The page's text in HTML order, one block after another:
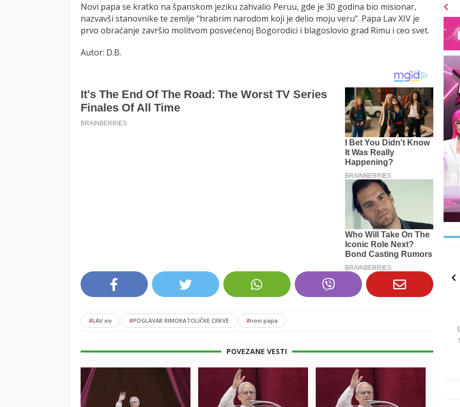
Novi papa se kratko na španskom jeziku zahvalio Peruu, gde je 30 godina bio misionar,
nazvavši stanovnike te zemlje "hrabrim narodom koji je delio moju veru". Papa Lav XIV je
prvo obraćanje završio molitvom posvećenoj Bogorodici i blagoslovio grad Rimu i ceo svet.
Autor: D.B.
#LAV xiv #POGLAVAR RIMOKATOLIČKE CRKVE #novi papa
POVEZANE VESTI